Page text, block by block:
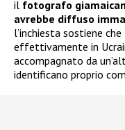
il fotografo
avrebbe diffuso
l’inchiesta sostiene
effettivamente in
accompagnato da
identificano proprio